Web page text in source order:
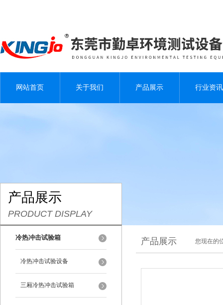
网站首页 关于我们 产品展示 行业资讯
产品展示
PRODUCT DISPLAY
冷热冲击试验箱
冷热冲击试验设备
三厢冷热冲击试验箱
产品展示 您现在的